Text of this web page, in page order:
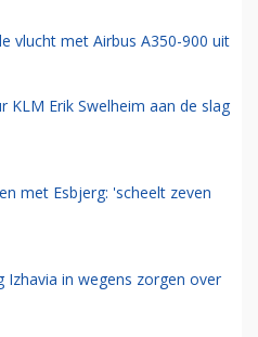
vlucht met Airbus A350-900 uit
KLM Erik Swelheim aan de slag
met Esbjerg: 'scheelt zeven
Izhavia in wegens zorgen over